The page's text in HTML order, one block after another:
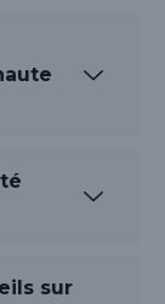
sur